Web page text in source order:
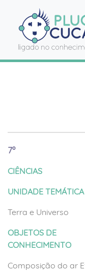
7º
CIÊNCIAS
UNIDADE TEMÁTICA
Terra e Universo
OBJETOS DE
CONHECIMENTO
Composição do ar